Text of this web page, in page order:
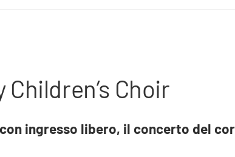
Choir
ingresso libero, il concerto del